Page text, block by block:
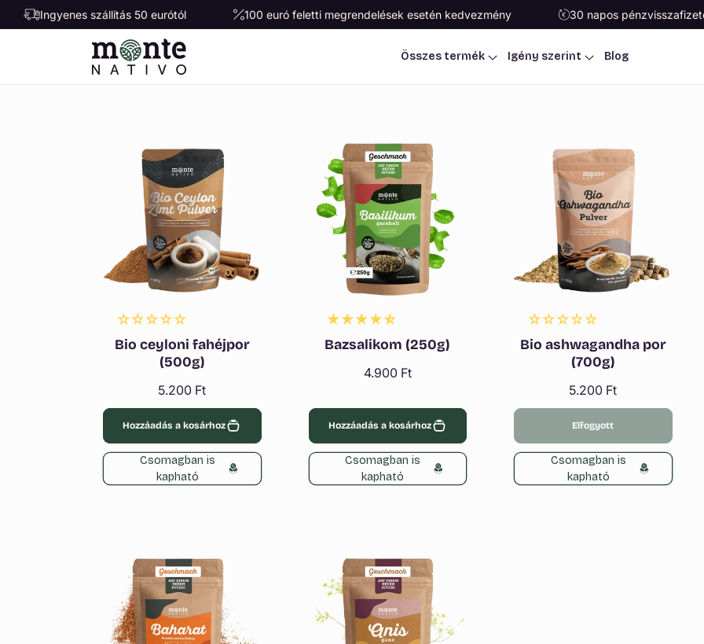
Ugrás a
tartalomhoz
Ingyenes szállítás 50 eurótól 100 euró feletti megrendelések esetén kedvezmény 30 napos
Összes termék Igény szerint Blog
Bio ceyloni fahéjpor
(500g)
Normál
ár
5.200 Ft
Hozzáadás a kosárhoz
Csomagban is
kapható
Bazsalikom (250g)
Normál
4.900 Ft
Hozzáadás a kosárhoz
Csomagban is
kapható
Bio ashwagandha por
(700g)
Normál
ár
5.200 Ft
Elfogyott
Csomagban is
kapható